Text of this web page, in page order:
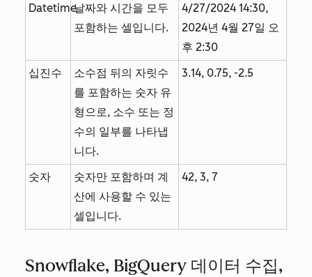
Datetime날짜와 시간을 모두
포함하는 셀입니다.
4/27/2024 14:30,
2024년 4월 27일 오
후 2:30
십진수
소수점 뒤의 자릿수
를 포함하는 숫자 유
형으로, 소수 또는 정
수의 일부를 나타냅
니다.
3.14, 0.75, -2.5
숫자
숫자만 포함하며 계
산에 사용할 수 있는
셀입니다.
42, 3, 7
Snowflake, BigQuery 데이터 수집,